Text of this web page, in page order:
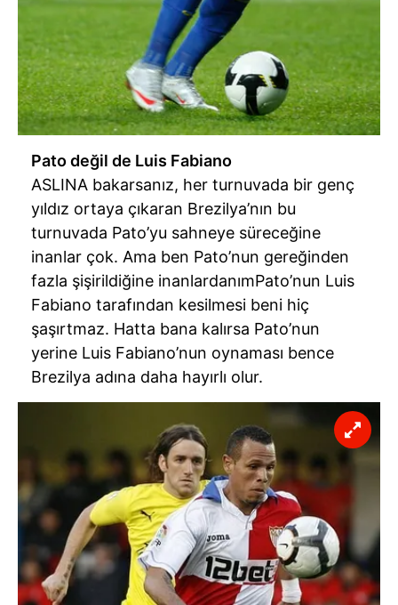
Pato değil de Luis Fabiano
ASLINA bakarsanız, her turnuvada bir genç
yıldız ortaya çıkaran Brezilya’nın bu
turnuvada Pato’yu sahneye süreceğine
inanlar çok. Ama ben Pato’nun gereğinden
fazla şişirildiğine inanlardanımPato’nun Luis
Fabiano tarafından kesilmesi beni hiç
şaşırtmaz. Hatta bana kalırsa Pato’nun
yerine Luis Fabiano’nun oynaması bence
Brezilya adına daha hayırlı olur.